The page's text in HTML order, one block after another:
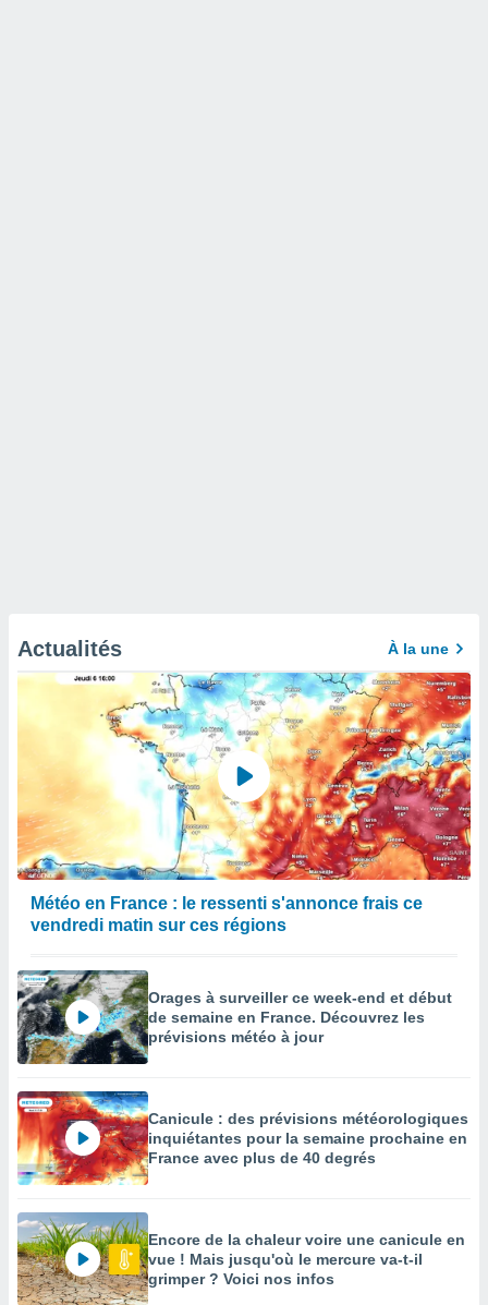
Actualités À la une
Météo en France : le ressenti s'annonce frais ce
vendredi matin sur ces régions
Orages à surveiller ce week-end et début
de semaine en France. Découvrez les
prévisions météo à jour
Canicule : des prévisions météorologiques
inquiétantes pour la semaine prochaine en
France avec plus de 40 degrés
Encore de la chaleur voire une canicule en
vue ! Mais jusqu'où le mercure va-t-il
grimper ? Voici nos infos